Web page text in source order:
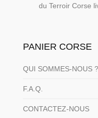
du Terroir Corse
PANIER CORSE
QUI SOMMES-NOUS ?
F.A.Q.
CONTACTEZ-NOUS